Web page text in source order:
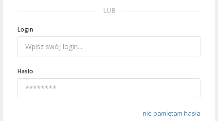
LUB
Login
Hasło
nie pamiętam hasła